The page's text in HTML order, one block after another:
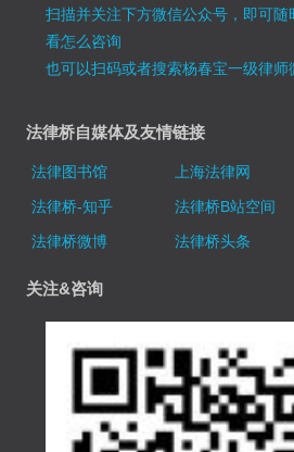
扫描并关注下方微信公众号，即可随
看怎么咨询
也可以扫码或者搜索杨春宝一级律
法律桥自媒体及友情链接
法律图书馆 上海法律网
法律桥-知乎
法律桥B站空间
法律桥微博
法律桥头条
关注&咨询